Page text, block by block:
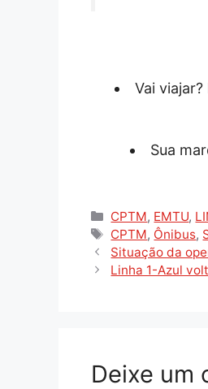
Vai
Sua
Categorias
CPTM, EMTU,
Tags
CPTM, Ônibus,
Situação da
Linha 1-Azul
Deixe um